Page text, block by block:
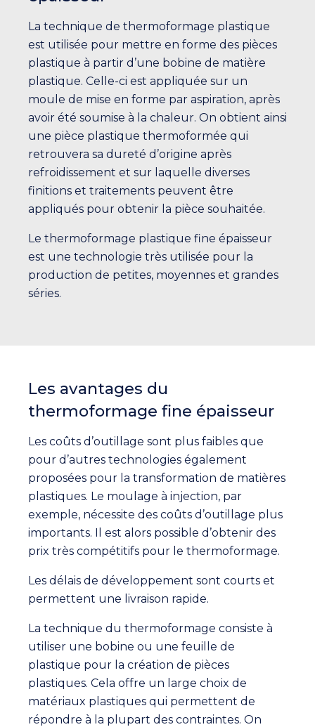
La technique de thermoformage plastique
est utilisée pour mettre en forme des pièces
plastique à partir d’une bobine de matière
plastique. Celle-ci est appliquée sur un
moule de mise en forme par aspiration, après
avoir été soumise à la chaleur. On obtient ainsi
une pièce plastique thermoformée qui
retrouvera sa dureté d’origine après
refroidissement et sur laquelle diverses
finitions et traitements peuvent être
appliqués pour obtenir la pièce souhaitée.
Le thermoformage plastique fine épaisseur
est une technologie très utilisée pour la
production de petites, moyennes et grandes
séries.
Les avantages du
thermoformage fine épaisseur
Les coûts d’outillage sont plus faibles que
pour d’autres technologies également
proposées pour la transformation de matières
plastiques. Le moulage à injection, par
exemple, nécessite des coûts d’outillage plus
importants. Il est alors possible d’obtenir des
prix très compétitifs pour le thermoformage.
Les délais de développement sont courts et
permettent une livraison rapide.
La technique du thermoformage consiste à
utiliser une bobine ou une feuille de
plastique pour la création de pièces
plastiques. Cela offre un large choix de
matériaux plastiques qui permettent de
répondre à la plupart des contraintes. On